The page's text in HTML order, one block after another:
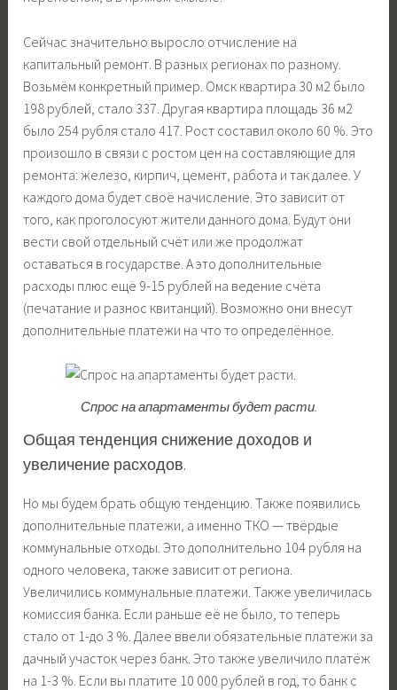
Сейчас значительно выросло отчисление на
капитальный ремонт. В разных регионах по разному.
Возьмём конкретный пример. Омск квартира 30 м2 было
198 рублей, стало 337. Другая квартира площадь 36 м2
было 254 рубля стало 417. Рост составил около 60 %. Это
произошло в связи с ростом цен на составляющие для
ремонта: железо, кирпич, цемент, работа и так далее. У
каждого дома будет своё начисление. Это зависит от
того, как проголосуют жители данного дома. Будут они
вести свой отдельный счёт или же продолжат
оставаться в государстве. А это дополнительные
расходы плюс ещё 9-15 рублей на ведение счёта
(печатание и разнос квитанций). Возможно они внесут
дополнительные платежи на что то определённое.
Спрос на апартаменты будет расти.
Общая тенденция снижение доходов и
увеличение расходов.
Но мы будем брать общую тенденцию. Также появились
дополнительные платежи, а именно ТКО — твёрдые
коммунальные отходы. Это дополнительно 104 рубля на
одного человека, также зависит от региона.
Увеличились коммунальные платежи. Также увеличилась
комиссия банка. Если раньше её не было, то теперь
стало от 1-до 3 %. Далее ввели обязательные платежи за
дачный участок через банк. Это также увеличило платёж
на 1-3 %. Если вы платите 10 000 рублей в год, то банк с